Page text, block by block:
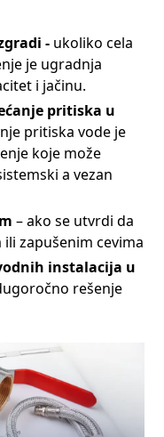
- ukoliko cela
je ugradnja
i jačinu.
pritiska u
pritiska vode je
koje može
a vezan
– ako se utvrdi da
zapušenim cevima
instalacija u
rešenje